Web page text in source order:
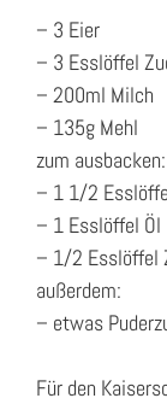
– 3 Eier
– 3 Esslöffel
– 200ml Milch
– 135g Mehl
zum ausbacken:
– 1 1/2
– 1 Esslöffel Öl
– 1/2 Esslöffel
außerdem:
– etwas
Für den